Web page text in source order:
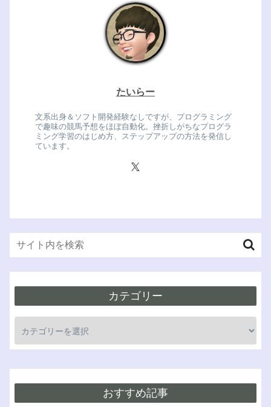
たいらー
文系出身＆ソフト開発経験なしですが、プログラミング
で趣味の競馬予想をほぼ自動化。挫折しがちなプログラ
ミング学習のはじめ方、ステップアップの方法を発信し
ています。
カテゴリー
おすすめ記事